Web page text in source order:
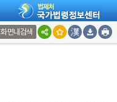
화면내검색